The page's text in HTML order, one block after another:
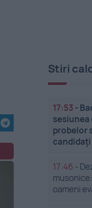
Stiri
17:53 -
sesiunea
probelor
candidați
17:46 -
oameni